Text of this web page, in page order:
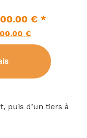
€ *
€
puis d’un tiers à